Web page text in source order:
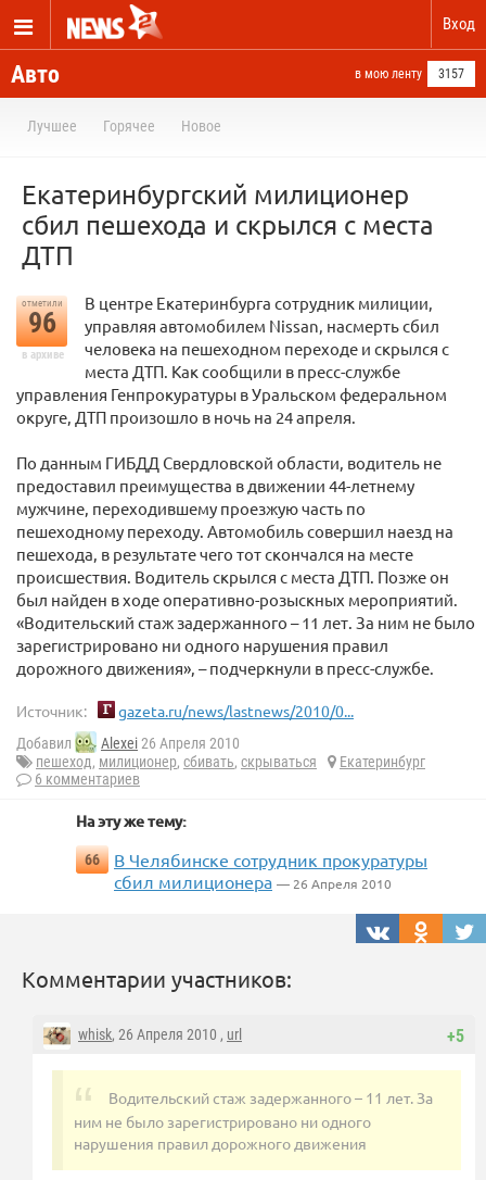
Вход
Авто в мою ленту 3157
Лучшее Горячее Новое
Екатеринбургский милиционер
сбил пешехода и скрылся с места
ДТП
отметили
96
в архиве
В центре Екатеринбурга сотрудник милиции,
управляя автомобилем Nissan, насмерть сбил
человека на пешеходном переходе и скрылся с
места ДТП. Как сообщили в пресс-службе
управления Генпрокуратуры в Уральском федеральном
округе, ДТП произошло в ночь на 24 апреля.
По данным ГИБДД Свердловской области, водитель не
предоставил преимущества в движении 44-летнему
мужчине, переходившему проезжую часть по
пешеходному переходу. Автомобиль совершил наезд на
пешехода, в результате чего тот скончался на месте
происшествия. Водитель скрылся с места ДТП. Позже он
был найден в ходе оперативно-розыскных мероприятий.
«Водительский стаж задержанного – 11 лет. За ним не было
зарегистрировано ни одного нарушения правил
дорожного движения», – подчеркнули в пресс-службе.
Источник: gazeta.ru/news/lastnews/2010/0...
Добавил Alexei26 Апреля 2010
пешеход, милиционер, сбивать, скрываться
Екатеринбург
6 комментариев
На эту же тему:
66
В Челябинске сотрудник прокуратуры
сбил милиционера — 26 Апреля 2010
Комментарии участников:
+5
whisk, 26 Апреля 2010 , url
Водительский стаж задержанного – 11 лет. За
ним не было зарегистрировано ни одного
нарушения правил дорожного движения